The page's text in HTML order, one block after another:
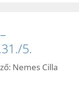
5.
Nemes Cilla